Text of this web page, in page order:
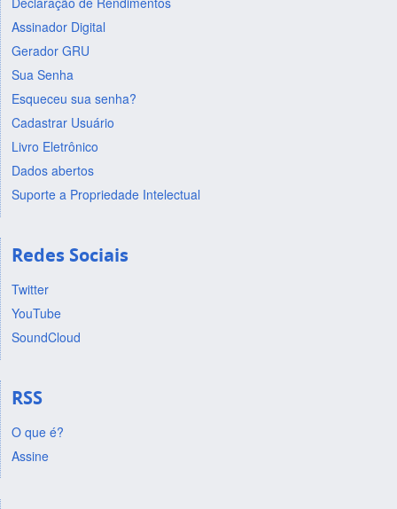
Assinador Digital
Gerador GRU
Sua Senha
Esqueceu sua senha?
Cadastrar Usuário
Livro Eletrônico
Dados abertos
Suporte a Propriedade Intelectual
Redes Sociais
Twitter
YouTube
SoundCloud
RSS
O que é?
Assine